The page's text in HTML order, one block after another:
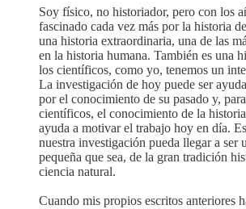
Soy físico, no historiador, pero con los
fascinado cada vez más por la historia
una historia extraordinaria, una de las
en la historia humana. También es una
los científicos, como yo, tenemos un
La investigación de hoy puede ser
por el conocimiento de su pasado y,
científicos, el conocimiento de la
ayuda a motivar el trabajo hoy en día.
nuestra investigación pueda llegar a ser
pequeña que sea, de la gran tradición
ciencia natural.
Cuando mis propios escritos anteriores